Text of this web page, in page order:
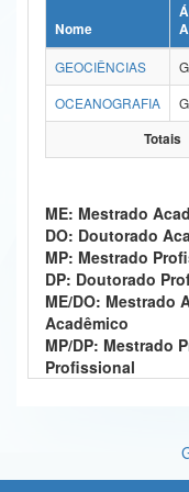
Ministério da Ciência,
Ministério do Meio Ambiente
Ministério do Desenvolvimento
Ministério da Mulher, da Família
Secretaria-Geral
Secretaria de Governo
Gabinete de Segurança
Nome
GEOCIÊNCIAS
OCEANOGRAFIA
Totais
ME: Mestrado
DO: Doutorado
MP: Mestrado
DP: Doutorado
ME/DO: Mestrado
Acadêmico
MP/DP: Mestrado
Profissional